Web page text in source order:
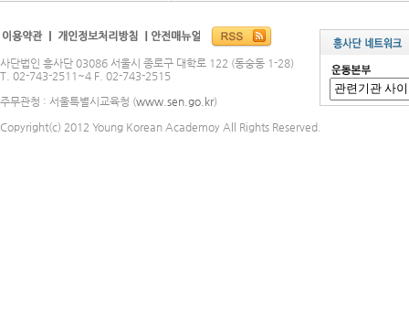
사단법인 흥사단 03086 서울시 종로구 대학로 122 (동숭동 1-28)
T. 02-743-2511~4 F. 02-743-2515
주무관청 : 서울특별시교육청 (www.sen.go.kr)
Copyright(c) 2012 Young Korean Academoy All Rights Reserved.